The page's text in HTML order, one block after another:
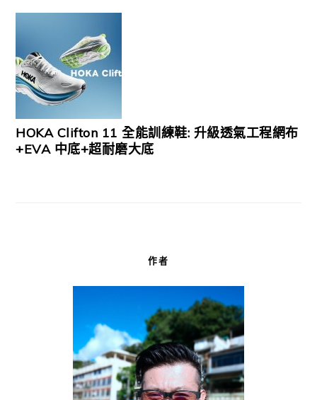
HOKA Clifton 11 全能訓練鞋: 升級透氣工程網布
+EVA 中底+超耐磨大底
作者